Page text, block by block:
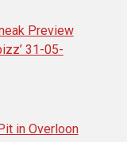
Preview
31-05-
in Overloon